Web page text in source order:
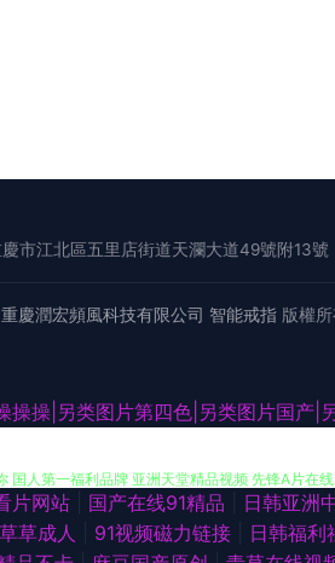
市江北區五里店街道天瀾大道49號附13號
重慶潤宏頻風科技有限公司 智能戒指 版權
操|另类图片第四色|另类图片国产|
91小情侣操逼刺激 超碰97东京热 香蕉大色网
日B在线视频 91黄色电影 国产小精品网站 影音
片网站 国产在线91精品 日韩亚洲
草成人 91视频磁力链接 日韩福利